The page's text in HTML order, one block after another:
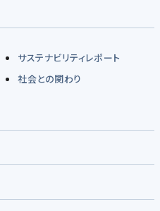
サステナビリティレポート
社会との関わり